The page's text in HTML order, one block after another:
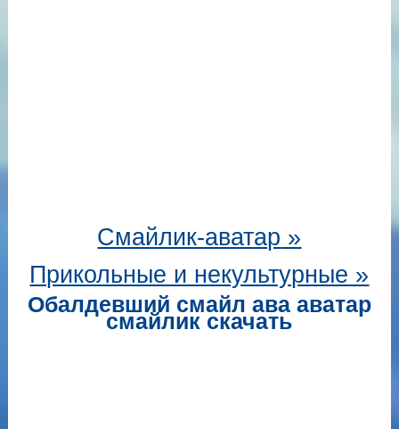
Смайлик-аватар »
Прикольные и некультурные »
Обалдевший смайл ава аватар
смайлик скачать